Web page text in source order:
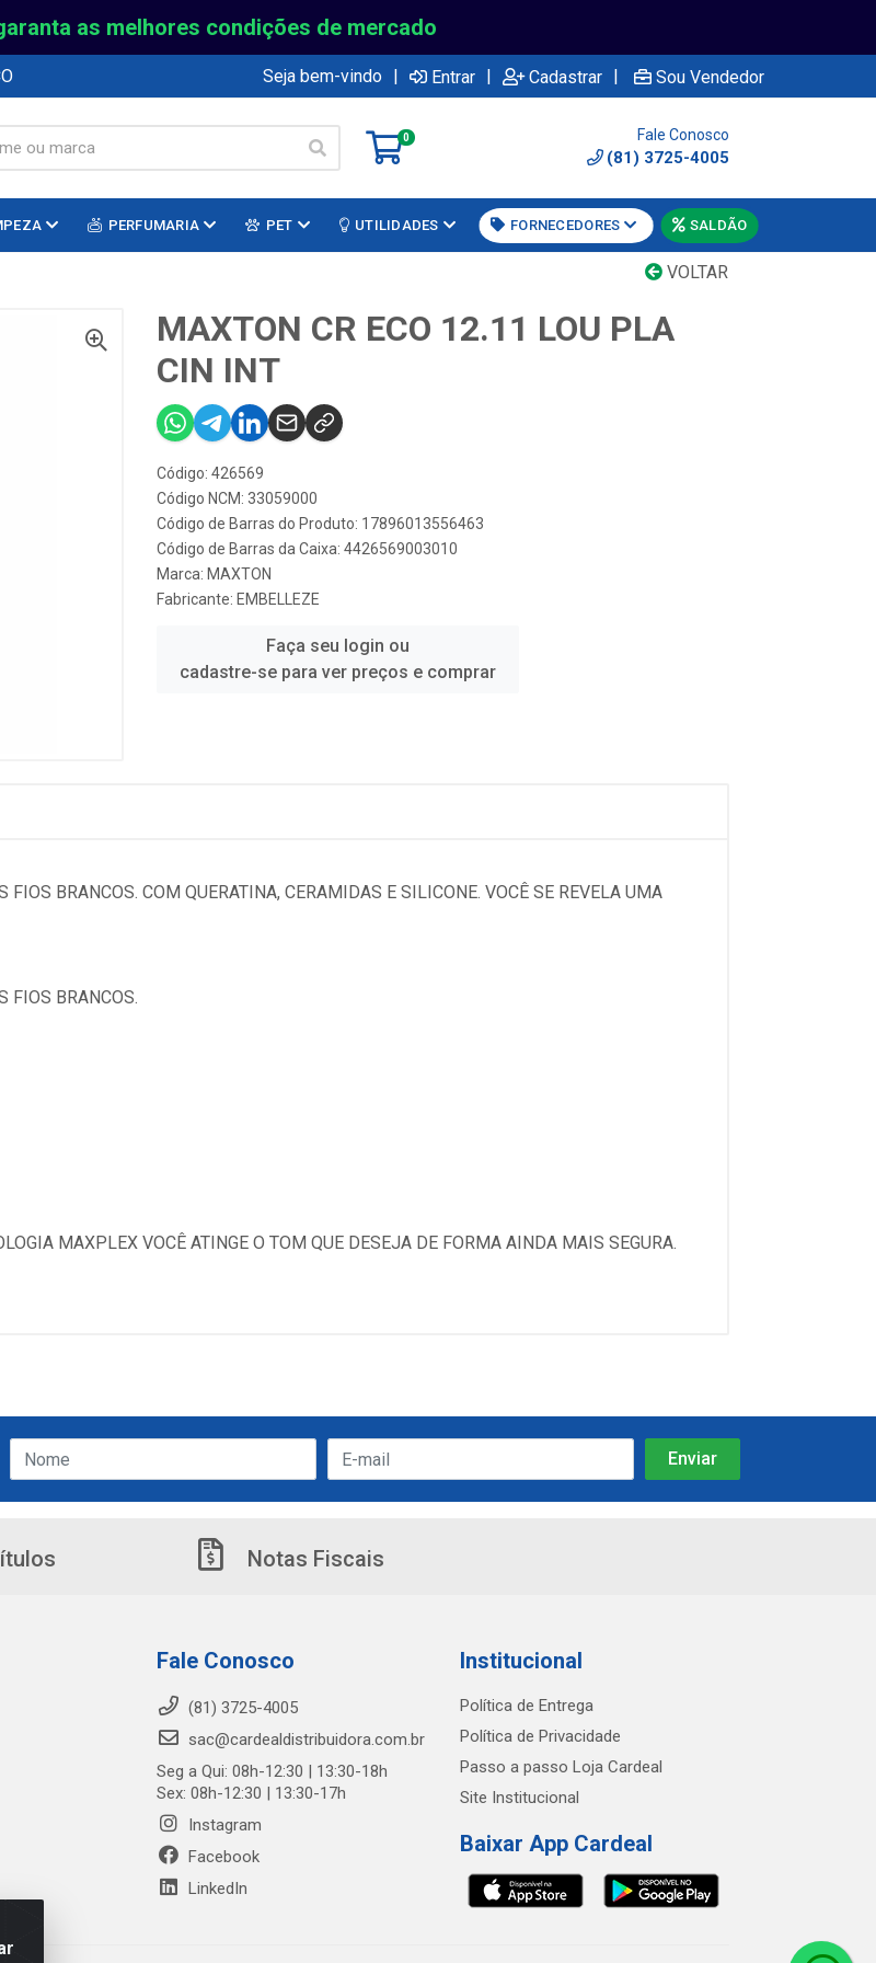
as melhores condições de mercado
Seja bem-vindo | Entrar | Cadastrar | Sou Vendedor
0 Fale Conosco
(81) 3725-4005
PERFUMARIA PET UTILIDADES FORNECEDORES SALDÃO
VOLTAR
MAXTON CR ECO 12.11 LOU PLA
CIN INT
Código: 426569
Código NCM: 33059000
Código de Barras do Produto: 17896013556463
Código de Barras da Caixa: 4426569003010
Marca: MAXTON
Fabricante: EMBELLEZE
Faça seu login ou
cadastre-se para ver preços e comprar
FIOS BRANCOS. COM QUERATINA, CERAMIDAS E SILICONE. VOCÊ SE REVELA UMA
FIOS BRANCOS.
MAXPLEX VOCÊ ATINGE O TOM QUE DESEJA DE FORMA AINDA MAIS SEGURA.
Notas Fiscais
Fale Conosco
(81) 3725-4005
sac@cardealdistribuidora.com.br
Seg a Qui: 08h-12:30 | 13:30-18h
Sex: 08h-12:30 | 13:30-17h
Instagram
Facebook
LinkedIn
Institucional
Política de Entrega
Política de Privacidade
Passo a passo Loja Cardeal
Site Institucional
Baixar App Cardeal